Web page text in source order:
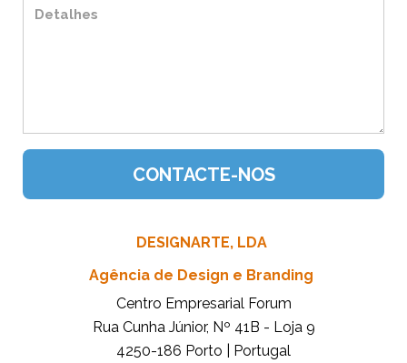
DESIGNARTE, LDA
Agência de Design e Branding
Centro Empresarial Forum
Rua Cunha Júnior, Nº 41B - Loja 9
4250-186 Porto | Portugal